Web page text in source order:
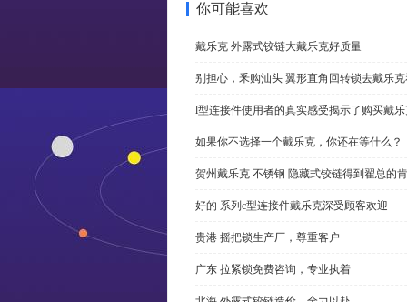
你可能喜欢
戴乐克 外露式铰链大戴乐克好质量
别担心，釆购汕头 翼形直角回转锁去戴乐
l型连接件使用者的真实感受揭示了购买戴
如果你不选择一个戴乐克，你还在等什么？
贺州戴乐克 不锈钢 隐藏式铰链得到翟总的
好的 系列c型连接件戴乐克深受顾客欢迎
贵港 摇把锁生产厂，尊重客户
广东 拉紧锁免费咨询，专业执着